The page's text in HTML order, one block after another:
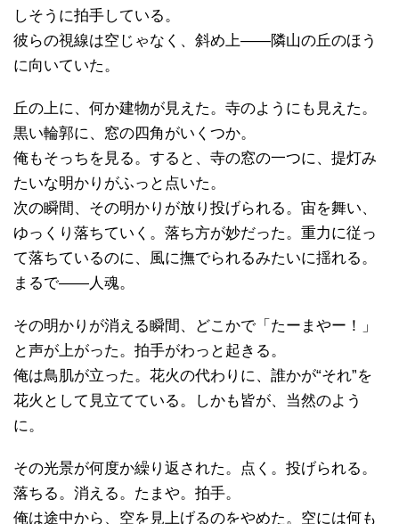
しそうに拍手している。
彼らの視線は空じゃなく、斜め上――隣山の丘のほう
に向いていた。
丘の上に、何か建物が見えた。寺のようにも見えた。
黒い輪郭に、窓の四角がいくつか。
俺もそっちを見る。すると、寺の窓の一つに、提灯み
たいな明かりがふっと点いた。
次の瞬間、その明かりが放り投げられる。宙を舞い、
ゆっくり落ちていく。落ち方が妙だった。重力に従っ
て落ちているのに、風に撫でられるみたいに揺れる。
まるで――人魂。
その明かりが消える瞬間、どこかで「たーまやー！」
と声が上がった。拍手がわっと起きる。
俺は鳥肌が立った。花火の代わりに、誰かが“それ”を
花火として見立てている。しかも皆が、当然のよう
に。
その光景が何度か繰り返された。点く。投げられる。
落ちる。消える。たまや。拍手。
俺は途中から、空を見上げるのをやめた。空には何も